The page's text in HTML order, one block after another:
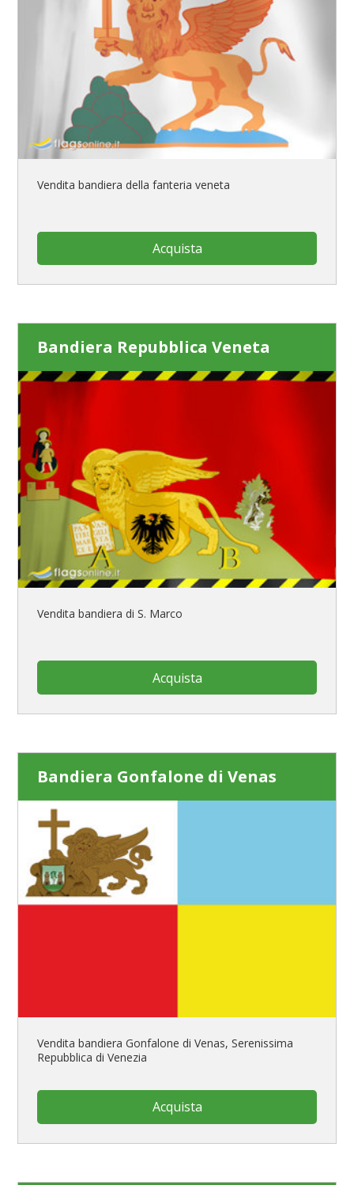
Vendita bandiera della fanteria veneta
Acquista
Bandiera Repubblica Veneta
Vendita bandiera di S. Marco
Acquista
Bandiera Gonfalone di Venas
Vendita bandiera Gonfalone di Venas, Serenissima
Repubblica di Venezia
Acquista